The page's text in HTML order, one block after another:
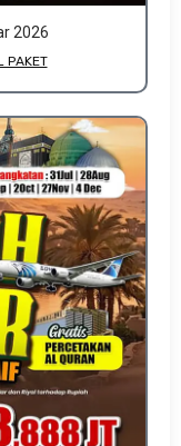
2026
PAKET